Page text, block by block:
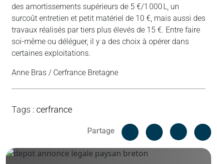
des amortissements supérieurs de 5 €/1 000 L, un
surcoût entretien et petit matériel de 10 €, mais aussi des
travaux réalisés par tiers plus élevés de 15 €. Entre faire
soi-même ou déléguer, il y a des choix à opérer dans
certaines exploitations.
Anne Bras / Cerfrance Bretagne
Tags : cerfrance
Partage
Facebook
Linked